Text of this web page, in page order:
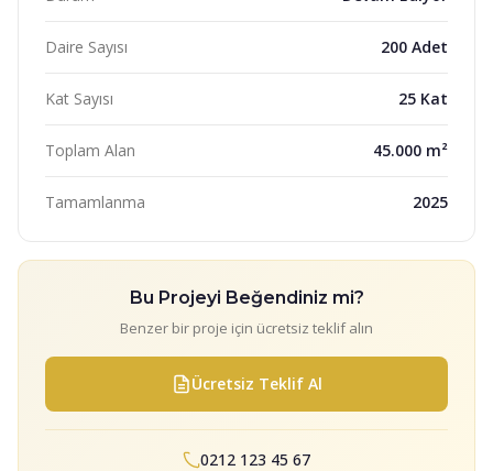
Daire Sayısı 200 Adet
Kat Sayısı 25 Kat
Toplam Alan 45.000 m²
Tamamlanma 2025
Bu Projeyi Beğendiniz mi?
Benzer bir proje için ücretsiz teklif alın
Ücretsiz Teklif Al
0212 123 45 67